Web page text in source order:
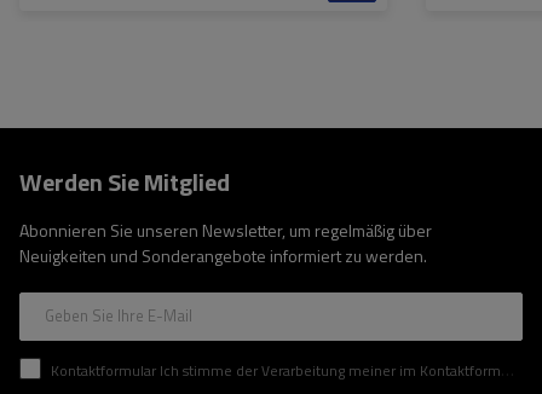
Werden Sie Mitglied
Abonnieren Sie unseren Newsletter, um regelmäßig über
Neuigkeiten und Sonderangebote informiert zu werden.
Geben Sie Ihre E-Mail
Kontaktformular Ich stimme der Verarbeitung meiner im Kontaktformular enthaltenen personenbezogenen Daten gemäß der Verordnung (EU) des Europäischen Parlaments und des Rates zu.